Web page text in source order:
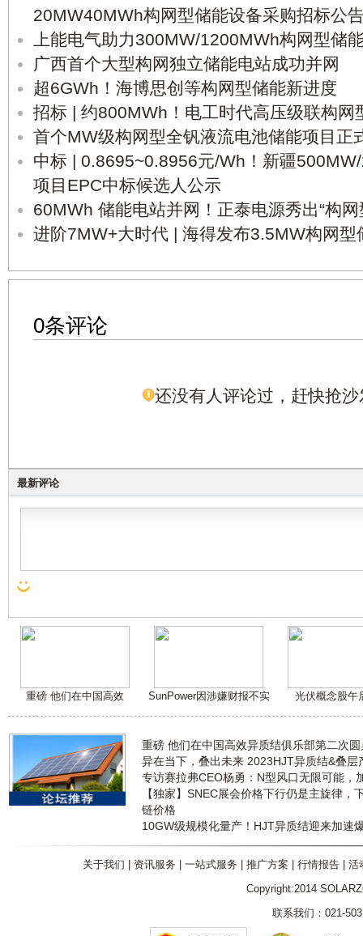
20MW40MWh构网型储能设备采购招标公
上能电气助力300MW/1200MWh构网型储
广西首个大型构网独立储能电站成功并网
超6GWh！海博思创等构网型储能新进度
招标 | 约800MWh！电工时代高压级联构网
首个MW级构网型全钒液流电池储能项目正
中标 | 0.8695~0.8956元/Wh！新疆
项目EPC中标候选人公示
60MWh 储能电站并网！正泰电源秀出“构网
进阶7MW+大时代 | 海得发布3.5MW构网型
0条评论
还没有人评论过，赶快抢沙
最新评论
重磅 他们在中国高效 SunPower因涉嫌财报不实 光伏概念股午
重磅 他们在中国高效异质结俱乐部第二次
异在当下，叠出未来 2023HJT异质结&叠层
专访赛拉弗CEO杨勇：N型风口无限可能，
【独家】SNEC展会价格下行仍是主旋律，
链价格
10GW级规模化量产！HJT异质结迎来加速
关于我们 | 资讯服务 | 一站式服务 | 推广方案 | 行情报告| 活
Copyright:2014
联系我们：021-